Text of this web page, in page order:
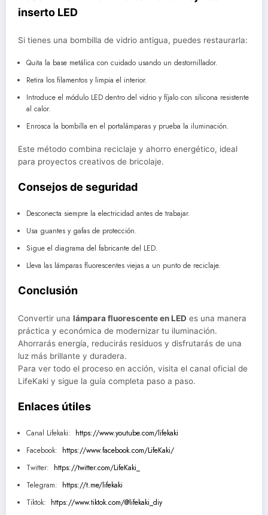
inserto LED
Si tienes una bombilla de vidrio antigua, puedes restaurarla:
Quita la base metálica con cuidado usando un destornillador.
Retira los filamentos y limpia el interior.
Introduce el módulo LED dentro del vidrio y fíjalo con silicona resistente
al calor.
Enrosca la bombilla en el portalámparas y prueba la iluminación.
Este método combina reciclaje y ahorro energético, ideal
para proyectos creativos de bricolaje.
Consejos de seguridad
Desconecta siempre la electricidad antes de trabajar.
Usa guantes y gafas de protección.
Sigue el diagrama del fabricante del LED.
Lleva las lámparas fluorescentes viejas a un punto de reciclaje.
Conclusión
Convertir una lámpara fluorescente en LED es una manera
práctica y económica de modernizar tu iluminación.
Ahorrarás energía, reducirás residuos y disfrutarás de una
luz más brillante y duradera.
Para ver todo el proceso en acción, visita el canal oficial de
LifeKaki y sigue la guía completa paso a paso.
Enlaces útiles
Canal Lifekaki: https://www.youtube.com/lifekaki
Facebook: https://www.facebook.com/LifeKaki/
Twitter: https://twitter.com/LifeKaki_
Telegram: https://t.me/lifekaki
Tiktok: https://www.tiktok.com/@lifekaki_diy